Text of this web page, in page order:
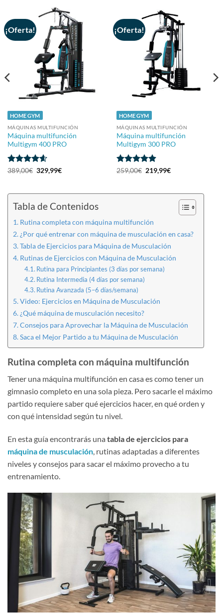
¡Oferta!
HOME GYM
MÁQUINAS MULTIFUNCIÓN
Máquina multifunción
Multigym 400 PRO
Valorado
389,00€ El
precio
389,00€.
329,99€El
329,99€.
¡Oferta!
HOME GYM
MÁQUINAS MULTIFUNCIÓN
Máquina multifunción
Multigym 300 PRO
Valorado
259,00€ El
precio
259,00€.
219,99€El
219,99€.
Tabla de Contenidos
Rutina completa con máquina multifunción
¿Por qué entrenar con máquina de musculación en casa?
Tabla de Ejercicios para Máquina de Musculación
Rutinas de Ejercicios con Máquina de Musculación
Rutina para Principiantes (3 días por semana)
Rutina Intermedia (4 días por semana)
Rutina Avanzada (5–6 días/semana)
Video: Ejercicios en Máquina de Musculación
¿Qué máquina de musculación necesito?
Consejos para Aprovechar la Máquina de Musculación
Saca el Mejor Partido a tu Máquina de Musculación
Rutina completa con máquina multifunción
Tener una máquina multifunción en casa es como tener un
gimnasio completo en una sola pieza. Pero sacarle el máximo
partido requiere saber qué ejercicios hacer, en qué orden y
con qué intensidad según tu nivel.
En esta guía encontrarás una tabla de ejercicios para
máquina de musculación, rutinas adaptadas a diferentes
niveles y consejos para sacar el máximo provecho a tu
entrenamiento.